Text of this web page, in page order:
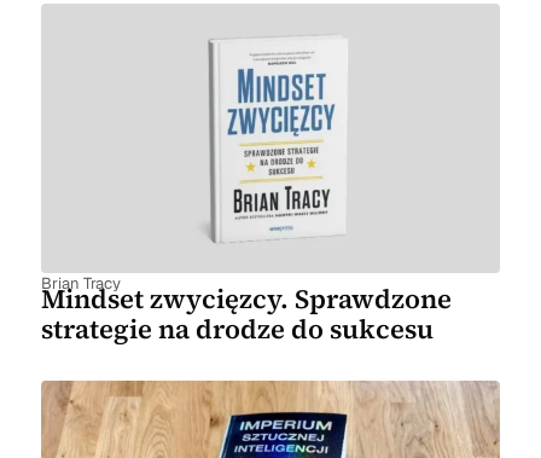
Brian Tracy
Mindset zwycięzcy. Sprawdzone
strategie na drodze do sukcesu